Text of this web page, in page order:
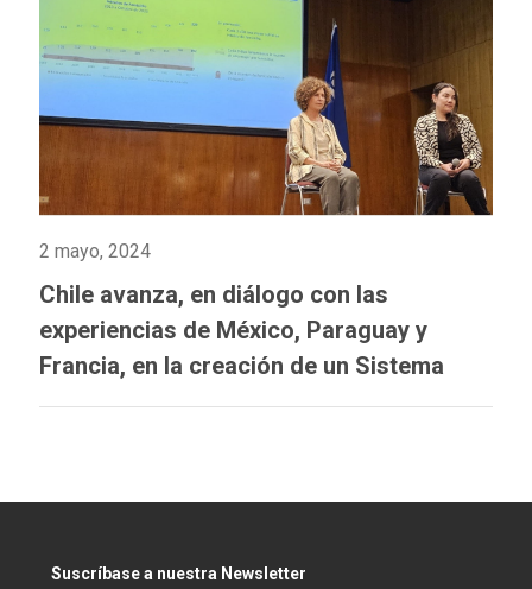
2 mayo, 2024
Chile avanza, en diálogo con las
experiencias de México, Paraguay y
Francia, en la creación de un Sistema
Integrado de Información sobre Violencia
Suscríbase a nuestra Newsletter